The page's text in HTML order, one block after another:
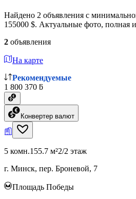
Найдено 2 объявления с
155000 $. Актуальные фото, полная
2 объявления
На карте
Рекомендуемые
1 800 370 ƃ
Конвертер валют
5 комн.155.7 м²2/2 этаж
г. Минск, пер. Броневой, 7
Площадь Победы